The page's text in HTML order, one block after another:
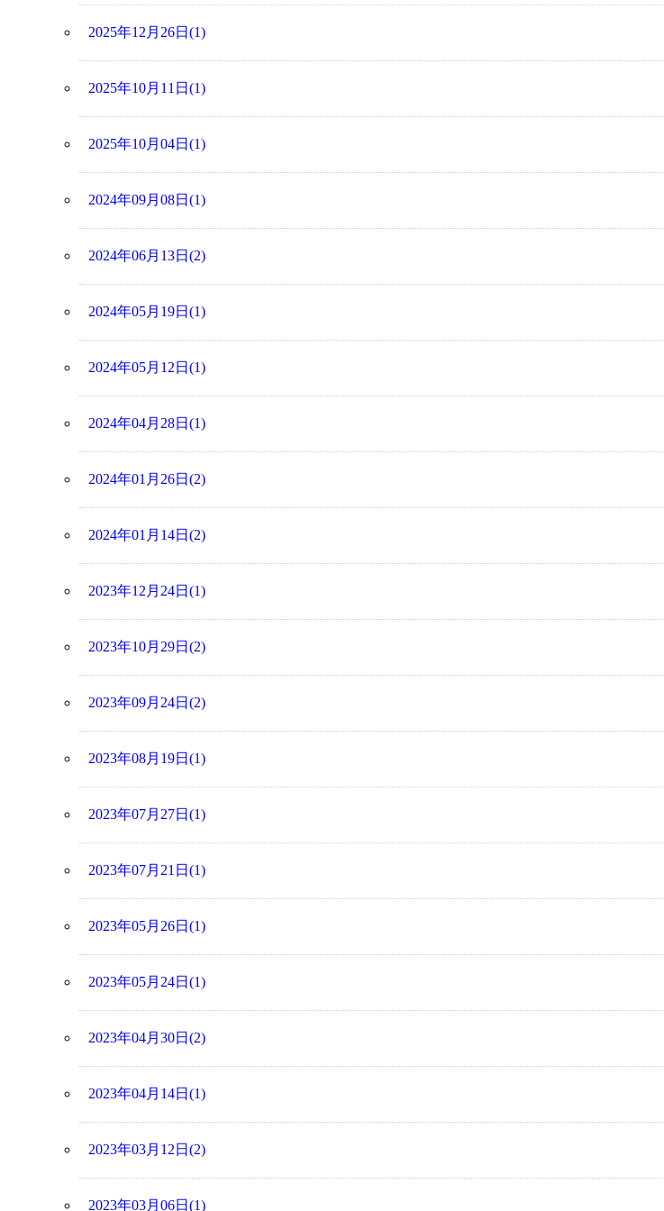
2025年12月26日(1)
2025年10月11日(1)
2025年10月04日(1)
2024年09月08日(1)
2024年06月13日(2)
2024年05月19日(1)
2024年05月12日(1)
2024年04月28日(1)
2024年01月26日(2)
2024年01月14日(2)
2023年12月24日(1)
2023年10月29日(2)
2023年09月24日(2)
2023年08月19日(1)
2023年07月27日(1)
2023年07月21日(1)
2023年05月26日(1)
2023年05月24日(1)
2023年04月30日(2)
2023年04月14日(1)
2023年03月12日(2)
2023年03月06日(1)